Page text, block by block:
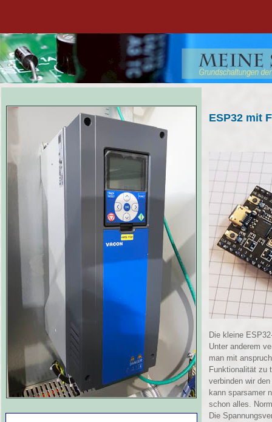
ESP32 mit
Die kleine
Unter anderem
man mit
Funktionalität zu
verbinden wir
kann sparsamer
schon alles.
Die